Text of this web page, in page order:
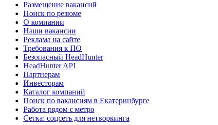
Размещение вакансий
Поиск по резюме
О компании
Наши вакансии
Реклама на сайте
Требования к ПО
Безопасный HeadHunter
HeadHunter API
Партнерам
Инвесторам
Каталог компаний
Поиск по вакансиям в Екатеринбурге
Работа рядом с метро
Сетка: соцсеть для нетворкинга